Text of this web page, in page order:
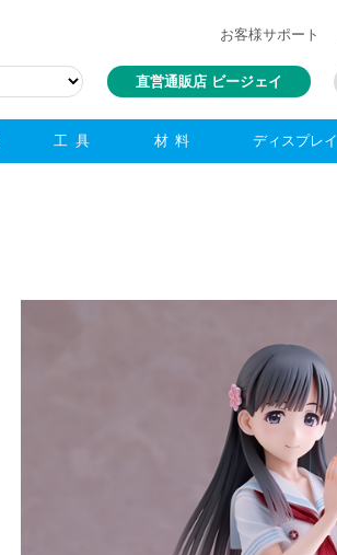
お客様サポート
直営通販店 ビージェイ
工具 材料 ディスプレイ